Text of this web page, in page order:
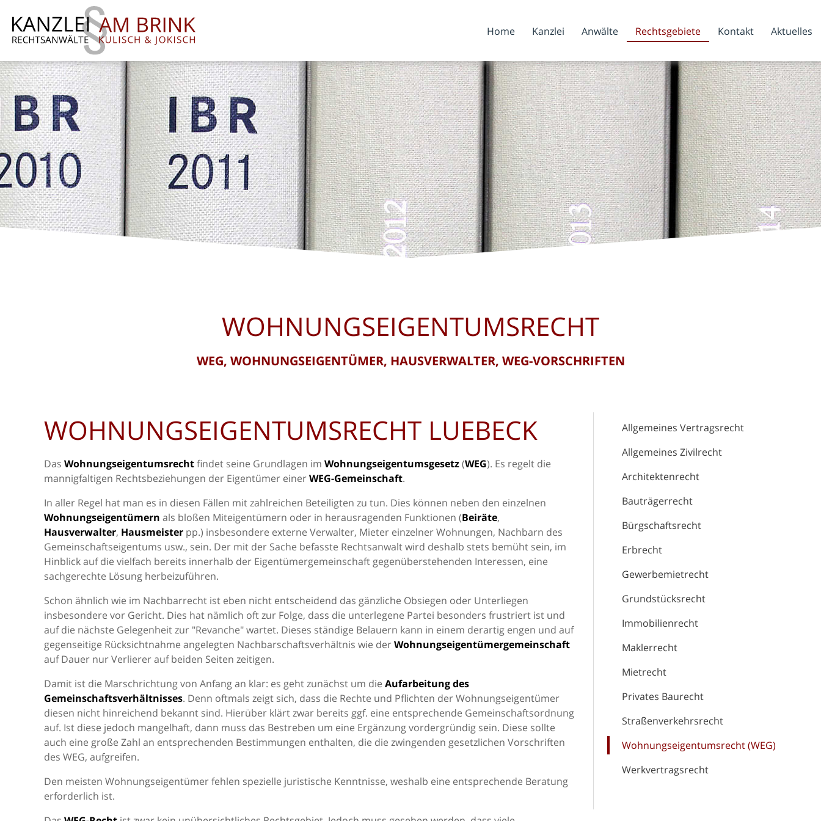
Home Kanzlei Anwälte Rechtsgebiete Kontakt Aktuelles
WOHNUNGSEIGENTUMSRECHT
WEG, WOHNUNGSEIGENTÜMER, HAUSVERWALTER, WEG-VORSCHRIFTEN
Allgemeines Vertragsrecht
Allgemeines Zivilrecht
Architektenrecht
Bauträgerrecht
Bürgschaftsrecht
Erbrecht
Gewerbemietrecht
Grundstücksrecht
Immobilienrecht
Maklerrecht
Mietrecht
Privates Baurecht
Straßenverkehrsrecht
Wohnungseigentumsrecht (WEG)
Werkvertragsrecht
WOHNUNGSEIGENTUMSRECHT LUEBECK
Das Wohnungseigentumsrechtfindet seine Grundlagen im Wohnungseigentumsgesetz(WEG). Es regelt die
mannigfaltigen Rechtsbeziehungen der Eigentümer einerWEG-Gemeinschaft.
In aller Regel hat man es in diesen Fällen mit zahlreichen Beteiligten zu tun. Dies können neben den einzelnen
Wohnungseigentümern als bloßen Miteigentümern oder in herausragenden Funktionen (Beiräte,
Hausverwalter, Hausmeister pp.) insbesondere externe Verwalter, Mieter einzelner Wohnungen, Nachbarn des
Gemeinschaftseigentums usw., sein. Der mit der Sache befasste Rechtsanwalt wird deshalb stets bemüht sein, im
Hinblick auf die vielfach bereits innerhalb der Eigentümergemeinschaft gegenüberstehenden Interessen, eine
sachgerechte Lösung herbeizuführen.
Schon ähnlich wie im Nachbarrecht ist eben nicht entscheidend das gänzliche Obsiegen oder Unterliegen
insbesondere vor Gericht. Dies hat nämlich oft zur Folge, dass die unterlegene Partei besonders frustriert ist und
auf die nächste Gelegenheit zur "Revanche" wartet. Dieses ständige Belauern kann in einem derartig engen und auf
gegenseitige Rücksichtnahme angelegten Nachbarschaftsverhältnis wie derWohnungseigentümergemeinschaft
auf Dauer nur Verlierer auf beiden Seiten zeitigen.
Damit ist die Marschrichtung von Anfang an klar: es geht zunächst um die Aufarbeitung des
Gemeinschaftsverhältnisses. Denn oftmals zeigt sich, dass die Rechte und Pflichten der Wohnungseigentümer
diesen nicht hinreichend bekannt sind. Hierüber klärt zwar bereits ggf. eine entsprechende Gemeinschaftsordnung
auf. Ist diese jedoch mangelhaft, dann muss das Bestreben um eine Ergänzung vordergründig sein. Diese sollte
auch eine große Zahl an entsprechenden Bestimmungen enthalten, die die zwingenden gesetzlichen Vorschriften
des WEG, aufgreifen.
Den meisten Wohnungseigentümer fehlen spezielle juristische Kenntnisse, weshalb eine entsprechende Beratung
erforderlich ist.